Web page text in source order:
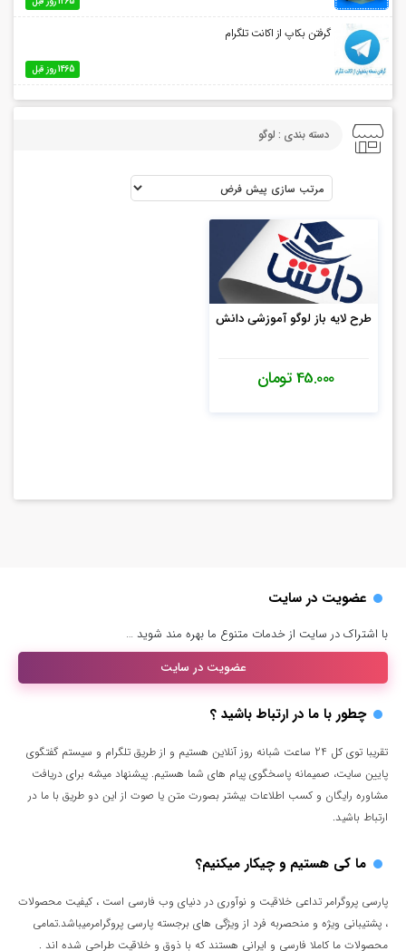
گرفتن بکاپ از اکانت تلگرام
1465 روز قبل
دسته بندی : لوگو
طرح لایه باز لوگو آموزشی دانش
45.000 تومان
عضویت در سایت
با اشتراک در سایت از خدمات متنوع ما بهره مند شوید …
عضویت در سایت
چطور با ما در ارتباط باشید ؟
تقریبا توی کل 24 ساعت شبانه روز آنلاین هستیم و از طریق تلگرام و سیستم گفتگوی
پایین سایت، صمیمانه پاسخگوی پیام های شما هستیم. پیشنهاد میشه برای دریافت
مشاوره رایگان و کسب اطلاعات بیشتر بصورت متن یا صوت از این دو طریق با ما در
ارتباط باشید.
ما کی هستیم و چیکار میکنیم؟
پارسی پروگرامر تداعی خلاقیت و نوآوری در دنیای وب فارسی است ، کیفیت محصولات
، پشتیبانی ویژه و منحصربه فرد از ویژگی های برجسته پارسی پروگرامرمیباشد.تمامی
محصولات ما کاملا فارسی و ایرانی هستند که با ذوق و خلاقیت طراحی شده اند .